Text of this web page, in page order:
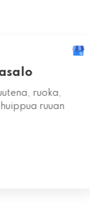
ruoka,
ruuan